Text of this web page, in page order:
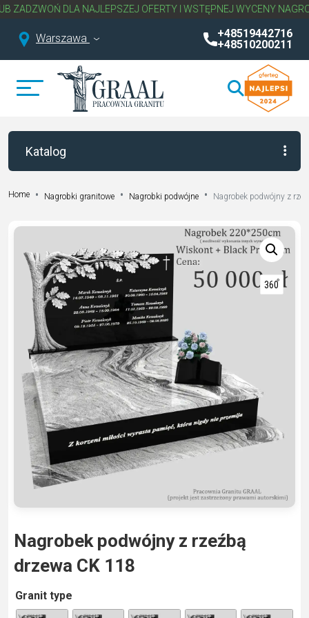
NAJLEPSZEJ OFERTY I WSTĘPNEJ WYCENY NAGROBKA.
Warszawa
+48519442716
+48510200211
Katalog
Home Nagrobki granitowe Nagrobki podwójne Nagrobek podwójny z
Nagrobek podwójny z rzeźbą
drzewa CK 118
Granit type
A
lt